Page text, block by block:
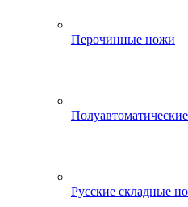
Перочинные ножи
Русские складные